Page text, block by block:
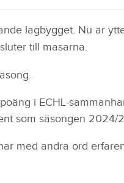
lagbygget. Nu är
till masarna.
i ECHL-
som säsongen 2024/
med andra ord